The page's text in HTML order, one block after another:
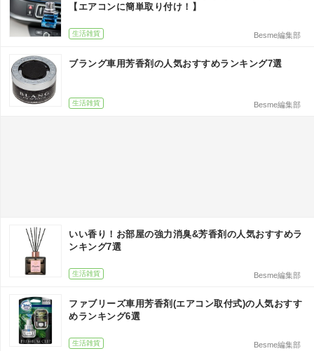
【エアコンに簡単取り付け！】
生活雑貨 Besme編集部
ブラング車用芳香剤の人気おすすめランキング7選
生活雑貨 Besme編集部
いい香り！お部屋の強力消臭&芳香剤の人気おすすめラ
ンキング7選
生活雑貨 Besme編集部
ファブリーズ車用芳香剤(エアコン取付式)の人気おすす
めランキング6選
生活雑貨 Besme編集部